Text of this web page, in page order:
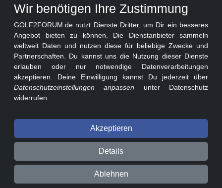
Auto-Showroom
Golf 2 Lackcodes
Sonderversionen
Sonstige Marken
© 2026 GOLF2FORUM - Volkswagen Golf II Forum seit 2010 ❤️
Beitragsregeln Datenschutz Impressum
Wir benötigen Ihre Zustimmung
GOLF2FORUM.de nutzt Dienste Dritter, um Dir ein besseres
Angebot bieten zu können. Die Dienstanbieter sammeln
weltweit Daten und nutzen diese für beliebige Zwecke und
Partnerschaften. Du kannst uns die Nutzung dieser Dienste
erlauben oder nur notwendige Datenverarbeitungen
akzeptieren. Deine Einwilligung kannst Du jederzeit über
Datenschutzeinstellungen anpassen unter Datenschutz
widerrufen.
Akzeptieren
Details
Ablehnen